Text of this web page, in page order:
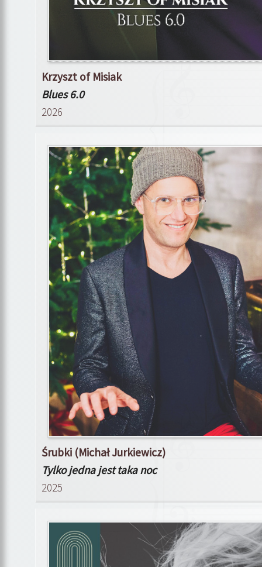
Krzyszt of Misiak
Blues 6.0
2026
Śrubki (Michał Jurkiewicz)
Tylko jedna jest taka noc
2025